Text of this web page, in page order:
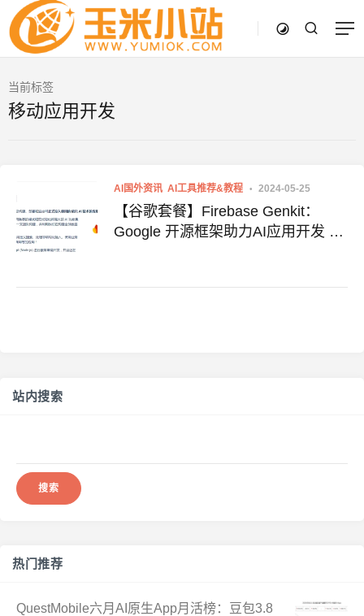
当前标签
移动应用开发
AI国外资讯 AI工具推荐&教程 2024-05-25
【谷歌套餐】Firebase Genkit：
Google 开源框架助力AI应用开发 附
站内搜索
热门推荐
QuestMobile六月AI原生App月活榜：豆包3.8